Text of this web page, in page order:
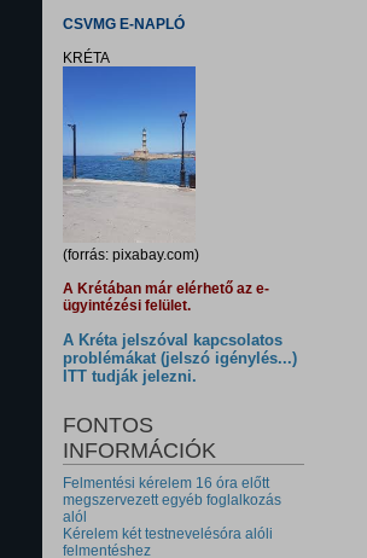
CSVMG E-NAPLÓ
KRÉTA
(forrás: pixabay.com)
A Krétában már elérhető az e-
ügyintézési felület.
A Kréta jelszóval kapcsolatos
problémákat (jelszó igénylés...)
ITT tudják jelezni.
FONTOS
INFORMÁCIÓK
Felmentési kérelem 16 óra előtt
megszervezett egyéb foglalkozás
alól
Kérelem két testnevelésóra alóli
felmentéshez